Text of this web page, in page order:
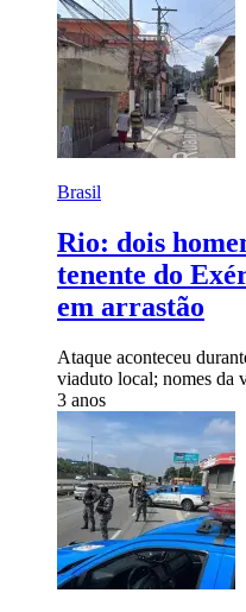
Brasil
Rio: dois
tenente do
em arrastão
Ataque aconteceu
viaduto local; nomes da
3 anos